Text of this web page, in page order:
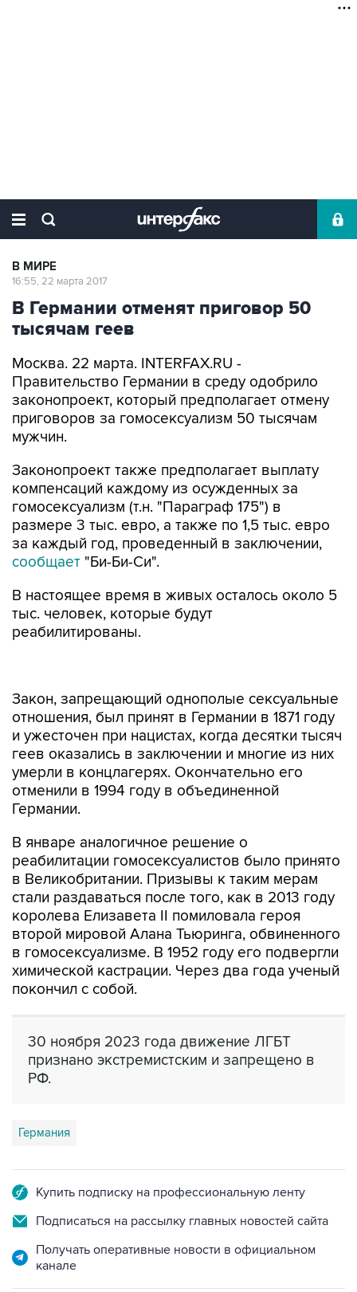
В МИРЕ
16:55, 22 марта 2017
В Германии отменят приговор 50
тысячам геев
Москва. 22 марта. INTERFAX.RU -
Правительство Германии в среду одобрило
законопроект, который предполагает отмену
приговоров за гомосексуализм 50 тысячам
мужчин.
Законопроект также предполагает выплату
компенсаций каждому из осужденных за
гомосексуализм (т.н. "Параграф 175") в
размере 3 тыс. евро, а также по 1,5 тыс. евро
за каждый год, проведенный в заключении,
сообщает "Би-Би-Си".
В настоящее время в живых осталось около 5
тыс. человек, которые будут
реабилитированы.
и ужесточен при нацистах, когда десятки тысяч
геев оказались в заключении и многие из них
умерли в концлагерях. Окончательно его
отменили в 1994 году в объединенной
Германии.
В январе аналогичное решение о
в Великобритании. Призывы к таким мерам
стали раздаваться после того, как в 2013 году
королева Елизавета II помиловала героя
второй мировой Алана Тьюринга, обвиненного
в гомосексуализме. В 1952 году его подвергли
химической кастрации. Через два года ученый
покончил с собой.
РФ.
Подписаться на рассылку главных новостей сайта
Получать оперативные новости в официальном